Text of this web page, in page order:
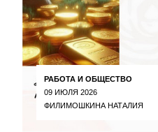
РАБОТА И ОБЩЕСТВО
09 ИЮЛЯ 2026
ФИЛИМОШКИНА НАТАЛИЯ